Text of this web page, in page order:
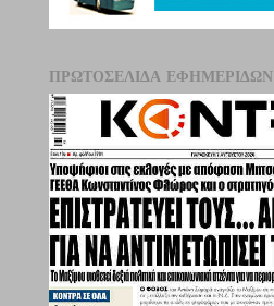
ΠΡΩΤΟΣΈΛΙΔΑ ΕΦΗΜΕΡΊΔΩΝ